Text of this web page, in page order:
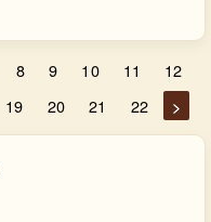
8 9 10 11
12
19 20 21 22 >